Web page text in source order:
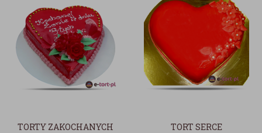
TORTY ZAKOCHANYCH
TORT SERCE